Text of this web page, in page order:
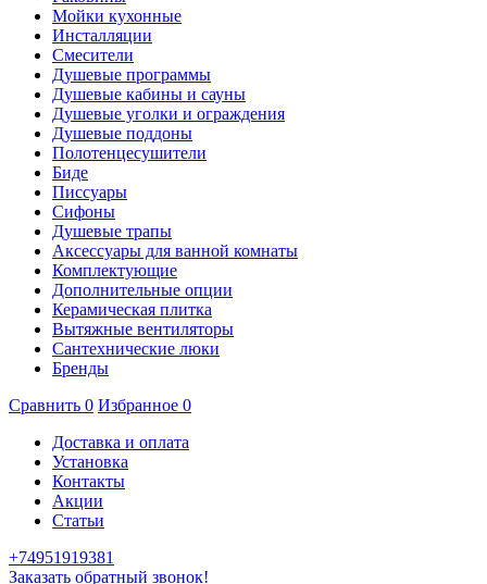
Мойки кухонные
Инсталляции
Смесители
Душевые программы
Душевые кабины и сауны
Душевые уголки и ограждения
Душевые поддоны
Полотенцесушители
Биде
Писсуары
Сифоны
Душевые трапы
Аксессуары для ванной комнаты
Комплектующие
Дополнительные опции
Керамическая плитка
Вытяжные вентиляторы
Сантехнические люки
Бренды
Сравнить 0 Избранное 0
Доставка и оплата
Установка
Контакты
Акции
Статьи
+74951919381
Заказать обратный звонок!